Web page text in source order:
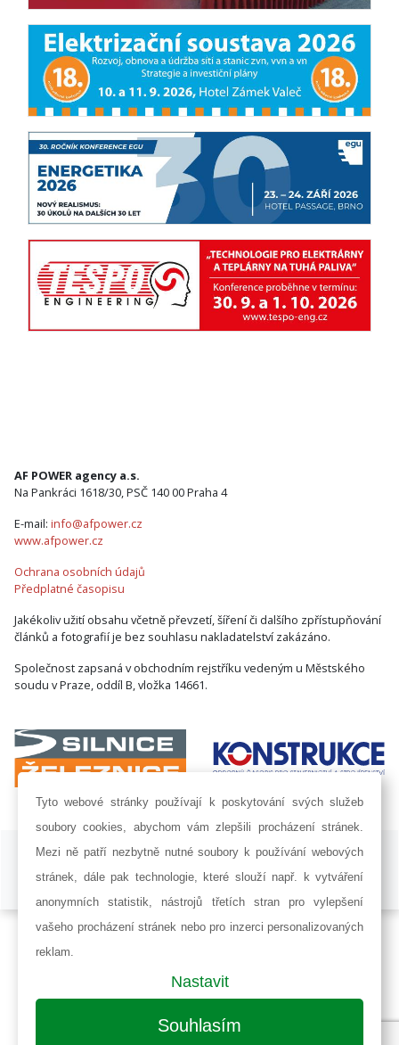
AF POWER agency a.s.
Na Pankráci 1618/30, PSČ 140 00 Praha 4
E-mail: info@afpower.cz
www.afpower.cz
Ochrana osobních údajů
Předplatné časopisu
Jakékoliv užití obsahu včetně převzetí, šíření či dalšího zpřístupňování
článků a fotografií je bez souhlasu nakladatelství zakázáno.
Společnost zapsaná v obchodním rejstříku vedeným u Městského
soudu v Praze, oddíl B, vložka 14661.
ISSN 1802-8535 © 2009 - 2026 AF POWER agency a.s. |
Nastavení
Developed by:
Railsformers s.r.o.
Tyto webové stránky používají k poskytování svých služeb
soubory cookies, abychom vám zlepšili procházení stránek.
Mezi ně patří nezbytně nutné soubory k používání webových
stránek, dále pak technologie, které slouží např. k vytváření
anonymních statistik, nástrojů třetích stran pro vylepšení
vašeho procházení stránek nebo pro inzerci personalizovaných
reklam.
Nastavit
Souhlasím